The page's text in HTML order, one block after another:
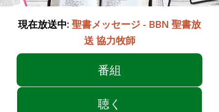
現在放送中: 聖書メッセージ - BBN 聖書放
送 協力牧師
番組
聴く